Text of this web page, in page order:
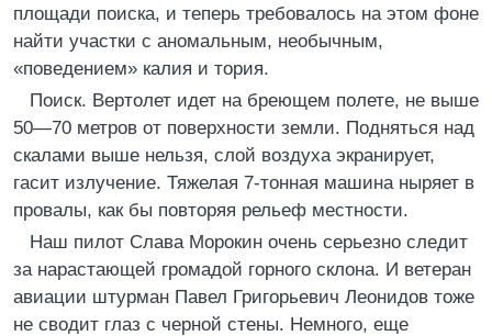
площади поиска, и теперь требовалось на этом фоне
найти участки с аномальным, необычным,
«поведением» калия и тория.
Поиск. Вертолет идет на бреющем полете, не выше
50—70 метров от поверхности земли. Подняться над
скалами выше нельзя, слой воздуха экранирует,
гасит излучение. Тяжелая 7-тонная машина ныряет в
провалы, как бы повторяя рельеф местности.
Наш пилот Слава Морокин очень серьезно следит
за нарастающей громадой горного склона. И ветеран
авиации штурман Павел Григорьевич Леонидов тоже
не сводит глаз с черной стены. Немного, еще